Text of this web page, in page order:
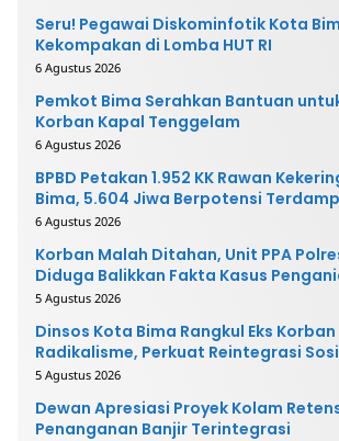
Seru! Pegawai Diskominfotik Kota
Kekompakan di Lomba HUT RI
6 Agustus 2026
Pemkot Bima Serahkan Bantuan
Korban Kapal Tenggelam
6 Agustus 2026
BPBD Petakan 1.952 KK Rawan
Bima, 5.604 Jiwa Berpotensi
6 Agustus 2026
Korban Malah Ditahan, Unit PPA
Diduga Balikkan Fakta Kasus
5 Agustus 2026
Dinsos Kota Bima Rangkul Eks
Radikalisme, Perkuat Reintegrasi
5 Agustus 2026
Dewan Apresiasi Proyek Kolam
Penanganan Banjir Terintegrasi